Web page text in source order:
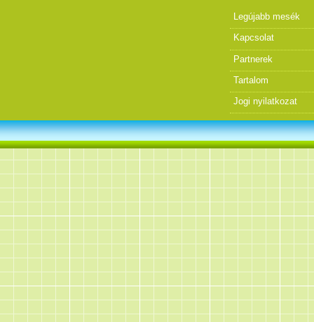
Legújabb mesék
Kapcsolat
Partnerek
Tartalom
Jogi nyilatkozat